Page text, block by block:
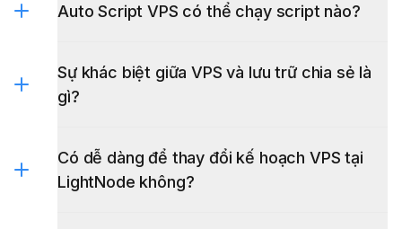
Auto Script VPS có thể chạy script nào?
Sự khác biệt giữa VPS và lưu trữ chia sẻ là
gì?
Có dễ dàng để thay đổi kế hoạch VPS tại
LightNode không?